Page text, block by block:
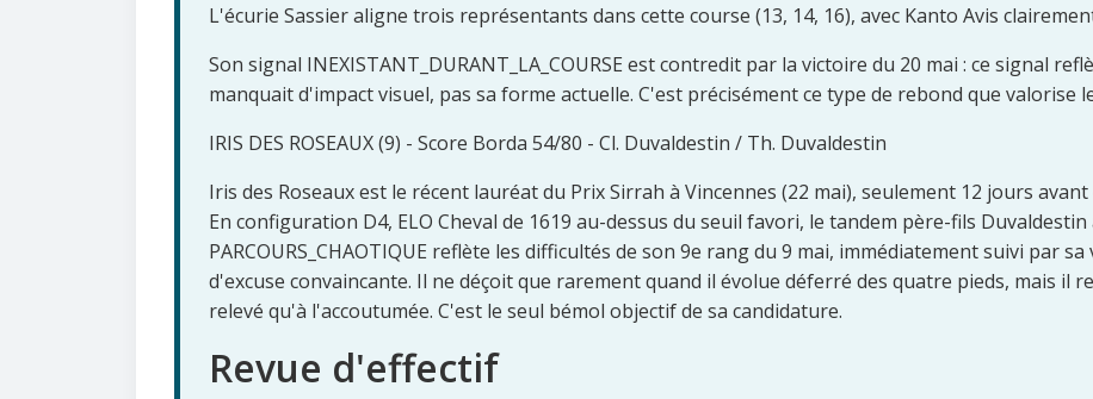
L'écurie Sassier aligne trois représentants dans cette course (13, 14, 16), avec Kanto Avis
Son signal INEXISTANT_DURANT_LA_COURSE est contredit par la victoire du 20 mai : ce signal
manquait d'impact visuel, pas sa forme actuelle. C'est précisément ce type de rebond que valorise
IRIS DES ROSEAUX (9) - Score Borda 54/80 - Cl. Duvaldestin / Th. Duvaldestin
Iris des Roseaux est le récent lauréat du Prix Sirrah à Vincennes (22 mai), seulement 12 jours
En configuration D4, ELO Cheval de 1619 au-dessus du seuil favori, le tandem père-fils
PARCOURS_CHAOTIQUE reflète les difficultés de son 9e rang du 9 mai, immédiatement suivi par
d'excuse convaincante. Il ne déçoit que rarement quand il évolue déferré des quatre pieds, mais il
relevé qu'à l'accoutumée. C'est le seul bémol objectif de sa candidature.
Revue d'effectif